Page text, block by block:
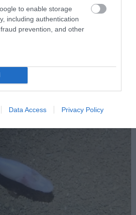
to enable storage
including authentication
prevention, and other
Data Access Privacy Policy
Συγκλονίζει βίντεο
τις φλόγες